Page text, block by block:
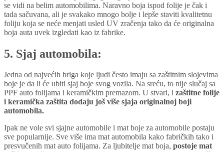
se vidi na belim automobilima. Naravno boja ispod folije je čak i
tada sačuvana, ali je svakako mnogo bolje i lepše staviti kvalitetnu
foliju koja se neće menjati usled UV zračenja tako da će originalna
boja auta uvek izgledati kao iz fabrike.
5. Sjaj automobila:
Jedna od najvećih briga koje ljudi često imaju sa zaštitnim slojevima
boje je da li će ubiti sjaj boje svog vozila. Na sreću, to nije slučaj sa
PPF auto folijama i keramičkim premazom. U stvari, i zaštitne folije
i keramička zaštita dodaju još više sjaja originalnoj boji
automobila.
Ipak ne vole svi sjajne automobile i mat boje za automobile postaju
sve popularnije. Sve više ima mat automobila kako fabričkih tako i
presvučenih mat auto folijama. Za ljubitelje mat boja, postoje mat